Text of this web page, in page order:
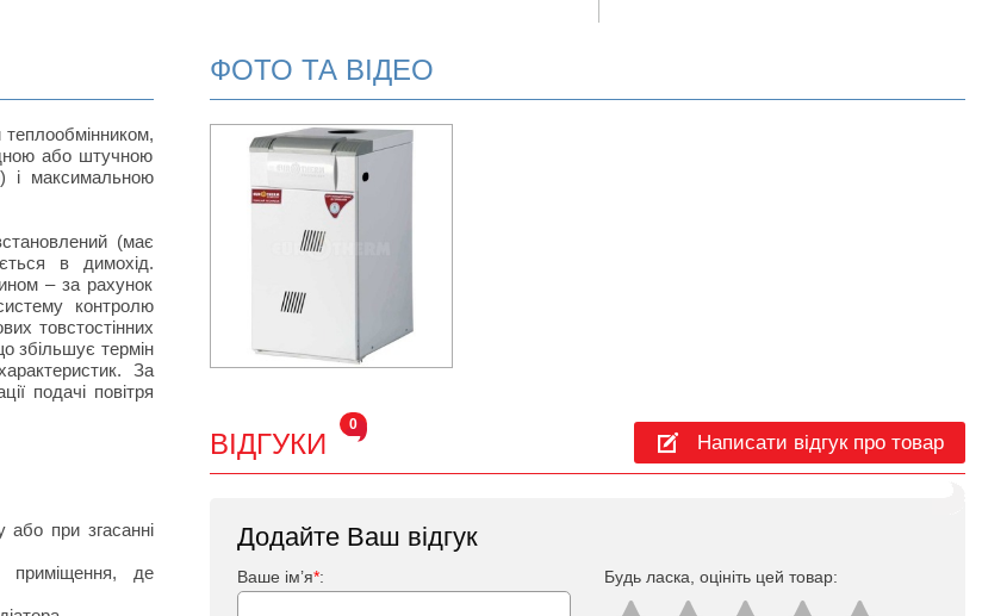
теплообмінником,
або штучною
і максимальною
(має
в димохід.
– за рахунок
контролю
товстостінних
збільшує термін
За
подачі повітря
або при згасанні
приміщення, де
ФОТО ТА ВІДЕО
ВІДГУКИ
0
Написати відгук про товар
Додайте Ваш відгук
Ваше ім’я*: Будь ласка, оцініть цей товар: